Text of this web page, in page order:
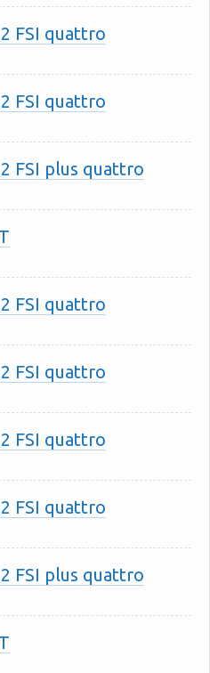
FSI quattro
FSI quattro
FSI plus quattro
FSI quattro
FSI quattro
FSI quattro
FSI quattro
FSI plus quattro